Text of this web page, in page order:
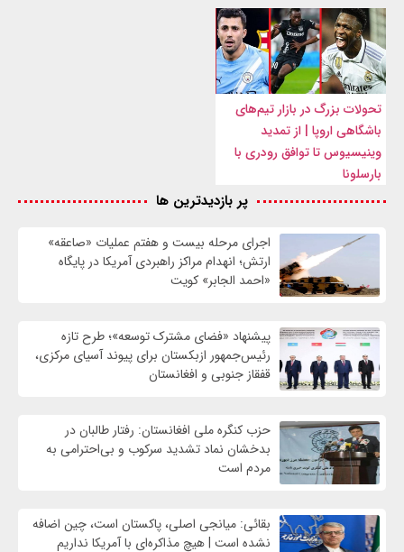
تحولات بزرگ در بازار تیم‌های
باشگاهی اروپا | از تمدید
وینیسیوس تا توافق رودری با
بارسلونا
پر بازدیدترین ها
اجرای مرحله بیست و هفتم عملیات «صاعقه»
ارتش؛ انهدام مراکز راهبردی آمریکا در پایگاه
«احمد الجابر» کویت
پیشنهاد «فضای مشترک توسعه»؛ طرح تازه
رئیس‌جمهور ازبکستان برای پیوند آسیای مرکزی،
قفقاز جنوبی و افغانستان
حزب کنگره ملی افغانستان: رفتار طالبان در
بدخشان نماد تشدید سرکوب و بی‌احترامی به
مردم است
بقائی: میانجی اصلی، پاکستان است، چین اضافه
نشده است | هیچ مذاکره‌ای با آمریکا نداریم